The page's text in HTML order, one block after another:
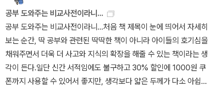
귀에만 들리는 전화벨 소리,대문을 열어 놓고 서 있는 뒷모습, 식구들
먹일 요량으로 수제비를 한 솥 끓였다가 제정신으로 돌아와 당황하는
모습 등이 가슴을 아리게 한다. 시어머님은노인대학이나 문화센터에
가서 컴퓨터나 기체조도 배우고, 여기저기 유람도 다니시며 한 주를
바쁘게 보내고 계신다.나이 들어서도 열정을 가지고 그 모습이 참 보
기 좋은지라나도나이 들어서라도 이것저것 배우러 다니고 취미 생활
내 아이는 엄마 아빠를 싫어하지 않게 키울게요. 꼭 그렇게 할게요.혼
자 속상해하고 마음을 다독이다만 노인들의 맘을 생각하니 괜스레 눈
물이 난다.
부분 펼치기 >> << 펼친 부분 접기 <<작가님이 초등독자에게 처음
으로 사인해 준 아이가 우리 민경이라 예뻐해주신다.마침 고등학교
입학한 날사인본이 와서, 아이에게 축하 선물이 됐다. 작가님 보시게
교복 사진 하나 찍으려 했는데~ 중학교 입학땐 포즈를 취하더니 이젠
안한다.ㅠㅠ민경이 이름을 작품에 쓰겠다고 허락도 받았었고, 대학에
들어가면 밥 사준다고 사인해주셨다.ㅋㅋ2007년 1월 만남 이후에도
간간이 전화나 문자로 안부를 나눴고, 작년 9월엔 파주출판단지에 갔
공부 도와주는 비교사전이라니...
공부 도와주는 비교사전이라니...처음 책 제목이 눈에 띄어서 자세히
보는 순간, 딱 공부와 관련된 딱딱한 책이 아니라 아이들의 호기심을
채워주면서 더욱 더 사고와 지식의 확장을 해줄 수 있는 책이라는 생
각이 든다.일단 신간 서적임에도 불구하고 30% 할인에 1000원 쿠
폰까지 사용할 수 있어서 좋지만, 생각보다 얇은 두께가 다소 아쉽다.